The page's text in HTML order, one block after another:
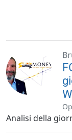
Analisi della